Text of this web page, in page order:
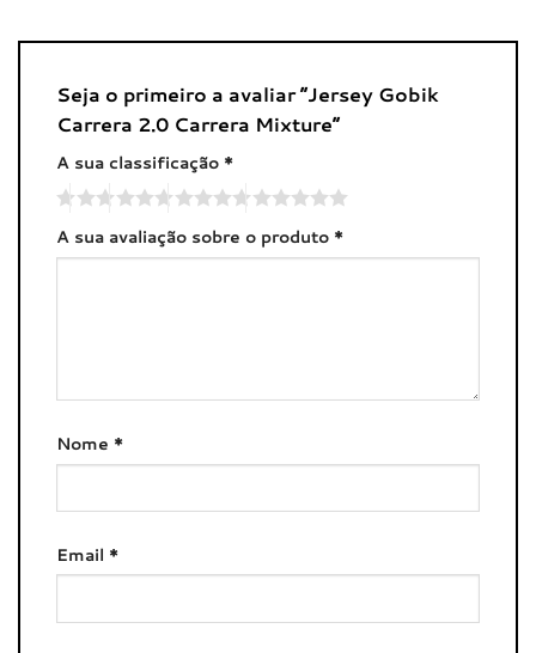
Seja o primeiro a avaliar “Jersey Gobik
Carrera 2.0 Carrera Mixture”
A sua classificação *
A sua avaliação sobre o produto *
Nome *
Email *